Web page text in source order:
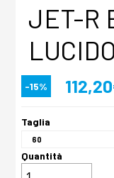
JET-R
-15%
Taglia
Quantità